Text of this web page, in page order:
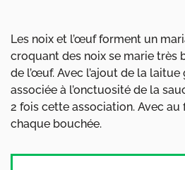
Les noix et l’œuf forment un
croquant des noix se marie très
de l’œuf. Avec l’ajout de la
associée à l’onctuosité de la
2 fois cette association. Avec au
chaque bouchée.